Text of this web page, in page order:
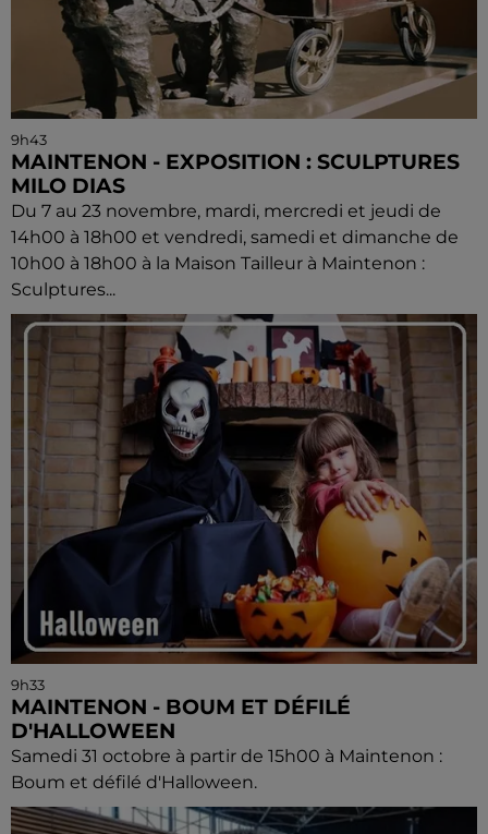
9h43
MAINTENON - EXPOSITION : SCULPTURES
MILO DIAS
Du 7 au 23 novembre, mardi, mercredi et jeudi de
14h00 à 18h00 et vendredi, samedi et dimanche de
10h00 à 18h00 à la Maison Tailleur à Maintenon :
Sculptures...
9h33
MAINTENON - BOUM ET DÉFILÉ
D'HALLOWEEN
Samedi 31 octobre à partir de 15h00 à Maintenon :
Boum et défilé d'Halloween.